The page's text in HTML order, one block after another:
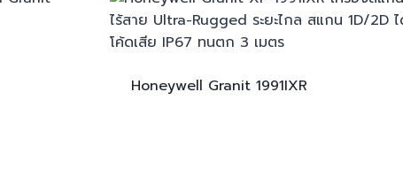
Honeywell Granit1991IXR